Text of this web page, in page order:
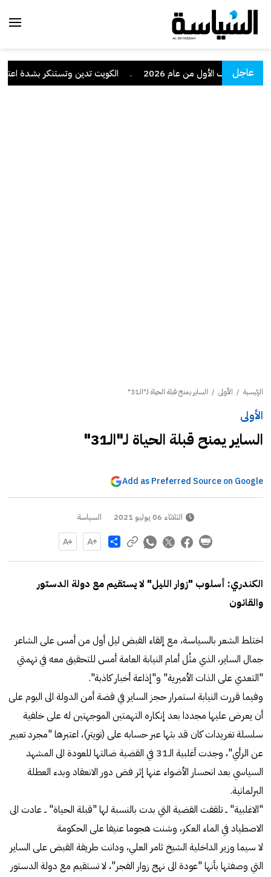
عاجل . الكويت تدين وتستنكر بشدة
الرئيسية / الأولى / الساير يمنح قبلة الحياة لـ"الـ31"
الأولى
الساير يمنح قبلة الحياة لـ"الـ31"
Add as Preferred Source on Google
الثلاثاء 06 يوليو 2021 السياسة
Share
الكندري: أسلوب "زوار الليل" لا يستقيم مع دولة الدستور
والقانون
اختلط الشعر بالسياسة، مع إلقاء القبض ليل أول من أمس على الشاعر
جمال الساير، الذي مثُل أمام النيابة العامة أمس للتحقيق معه في تهمتي
"التعدي على الذات الأميرية" و"إذاعة أخبار كاذبة".
وفيما قررت النيابة استمرار حجز الساير في قضة أمن الدولة الى اليوم على
أن يعرض عليها مجددا بعد إنكاره التهمتين الموجهتين له على خلفية
سلسلة تغريدات كان قد بثها عبر حسابه على (تويتر)، اعتبرها "مجرد تعبير
عن الرأي"، وجدت أغلبية الـ31 في القضية ضالتها للعودة الى المشهد
السياسي بعد انحسار الأضواء عنها إثر فض دور الانعقاد وبدء العطلة
البرلمانية.
"الاغلبية" ــ تلقفت القضية التي بدت بالنسبة لها "قبلة الحياة" ــ عادت الى
الاصطياد في الماء العكر، وشنت هجوما عنيفا على الحكومة
لا سيما وزير الداخلية الشيخ ثامر العلي، ودانت طريقة القبض على الساير
التي وصفتها بأنها "عودة الى نهج زوار الفجر"، لا تستقيم مع دولة الدستور